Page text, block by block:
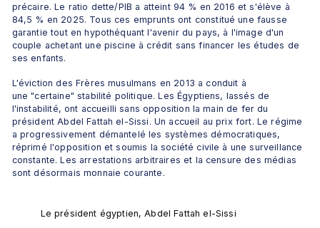
précaire. Le ratio dette/PIB a atteint 94 % en 2016 et s'élève à
84,5 % en 2025. Tous ces emprunts ont constitué une fausse
garantie tout en hypothéquant l'avenir du pays, à l'image d'un
couple achetant une piscine à crédit sans financer les études de
ses enfants.
L'éviction des Frères musulmans en 2013 a conduit à
une "certaine" stabilité politique. Les Égyptiens, lassés de
l'instabilité, ont accueilli sans opposition la main de fer du
président Abdel Fattah el-Sissi. Un accueil au prix fort. Le régime
a progressivement démantelé les systèmes démocratiques,
réprimé l'opposition et soumis la société civile à une surveillance
constante. Les arrestations arbitraires et la censure des médias
sont désormais monnaie courante.
Le président égyptien, Abdel Fattah el-Sissi